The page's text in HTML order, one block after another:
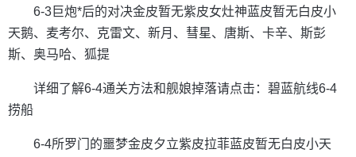
6-3巨炮*后的对决金皮暂无紫皮女灶神蓝皮暂无白皮小
天鹅、麦考尔、克雷文、新月、彗星、唐斯、卡辛、斯彭
斯、奥马哈、狐提
详细了解6-4通关方法和舰娘掉落请点击：碧蓝航线6-4
捞船
6-4所罗门的噩梦金皮夕立紫皮拉菲蓝皮暂无白皮小天